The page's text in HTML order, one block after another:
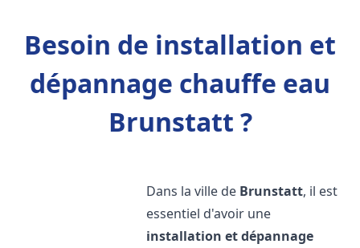
Besoin de installation et
dépannage chauffe eau
Brunstatt ?
Dans la ville de Brunstatt, il est
essentiel d'avoir une
installation et dépannage